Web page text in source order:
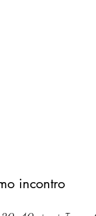
incontro